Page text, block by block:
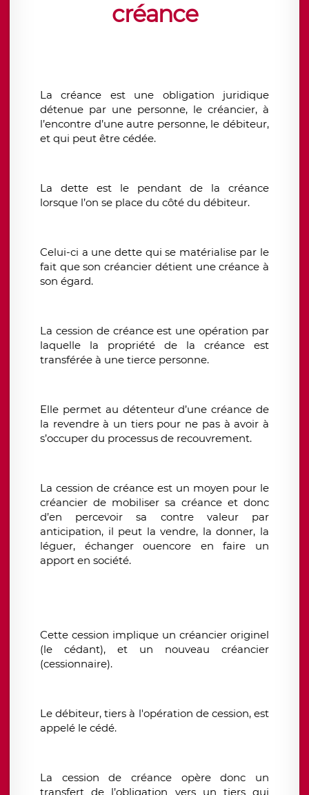
créance
La créance est une obligation juridique
détenue par une personne, le créancier, à
l’encontre d’une autre personne, le débiteur,
et qui peut être cédée.
La dette est le pendant de la créance
lorsque l’on se place du côté du débiteur.
Celui-ci a une dette qui se matérialise par le
fait que son créancier détient une créance à
son égard.
La cession de créance est une opération par
laquelle la propriété de la créance est
transférée à une tierce personne.
Elle permet au détenteur d’une créance de
la revendre à un tiers pour ne pas à avoir à
s’occuper du processus de recouvrement.
La cession de créance est un moyen pour le
créancier de mobiliser sa créance et donc
d’en percevoir sa contre valeur par
anticipation, il peut la vendre, la donner, la
léguer, échanger ouencore en faire un
apport en société.
Cette cession implique un créancier originel
(le cédant), et un nouveau créancier
(cessionnaire).
Le débiteur, tiers à l'opération de cession, est
appelé le cédé.
La cession de créance opère donc un
transfert de l’obligation vers un tiers qui